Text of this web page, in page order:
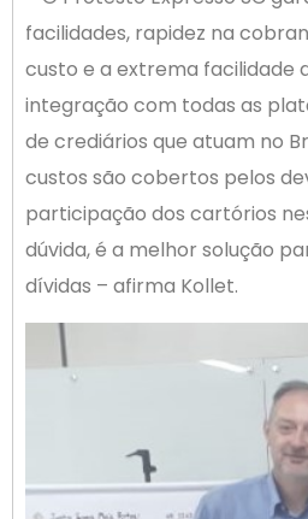
facilidades, rapidez na
custo e a extrema facilidade
integração com todas as
de crediários que atuam no
custos são cobertos pelos
participação dos cartórios
dúvida, é a melhor solução
dívidas – afirma Kollet.